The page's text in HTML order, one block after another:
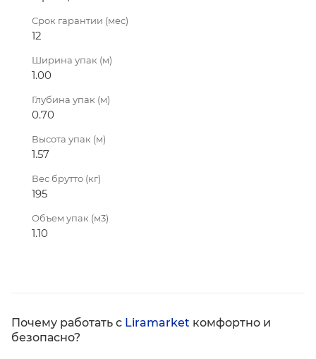
Срок гарантии (мес)
12
Ширина упак (м)
1.00
Глубина упак (м)
0.70
Высота упак (м)
1.57
Вес брутто (кг)
195
Объем упак (м3)
1.10
Почему работать с Liramarket комфортно и
безопасно?